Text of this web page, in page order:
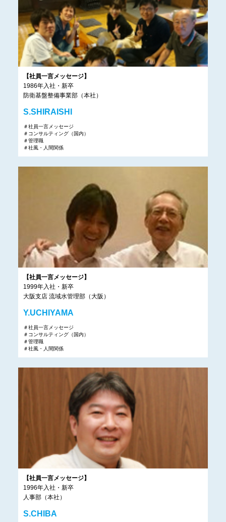
【社員一言メッセージ】
1986年入社・新卒
防衛基盤整備事業部（本社）
S.SHIRAISHI
＃社員一言メッセージ
＃コンサルティング（国内）
＃管理職
＃社風・人間関係
【社員一言メッセージ】
1999年入社・新卒
大阪支店 流域水管理部（大阪）
Y.UCHIYAMA
＃社員一言メッセージ
＃コンサルティング（国内）
＃管理職
＃社風・人間関係
【社員一言メッセージ】
1996年入社・新卒
人事部（本社）
S.CHIBA